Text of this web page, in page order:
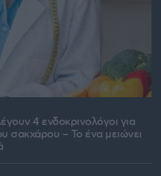
4 ενδοκρινολόγοι για
σακχάρου – Το ένα μειώνει